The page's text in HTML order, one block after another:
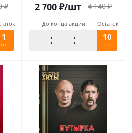
₽
1
шт.
2 700 ₽/шт 4 140₽
До конца акции Остаток
10
шт.